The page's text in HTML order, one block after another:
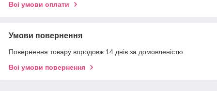
Всі умови оплати
Умови повернення
Повернення товару впродовж 14 днів за домовленістю
Всі умови повернення